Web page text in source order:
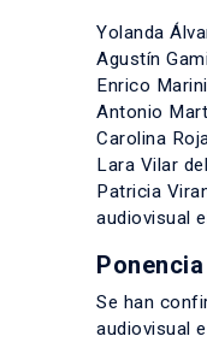
Yolanda
Agustín
Enrico
Antonio
Carolina
Lara Vilar
Patricia
audiovisual el
Se han
audiovisual